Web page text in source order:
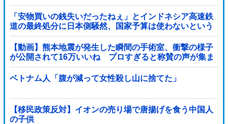
「安物買いの銭失いだったねぇ」とインドネシア高速鉄
道の最終処分に日本側騒然、国家予算は使わないという
と何が財源なんだ？
【動画】熊本地震が発生した瞬間の手術室、衝撃の様子
が公開されて16万いいね プロすぎると称賛の声が集ま
る
ベトナム人「腹が減って女性殺し山に捨てた」
【移民政策反対】イオンの売り場で唐揚げを食う中国人
の子供